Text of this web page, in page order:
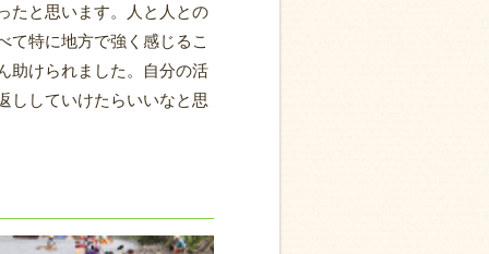
たと思います。人と人との
て特に地方で強く感じるこ
助けられました。自分の活
ししていけたらいいなと思